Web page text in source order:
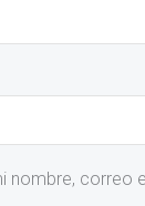
nombre, correo